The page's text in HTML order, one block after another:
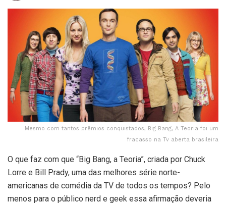
Mesmo com tantos prêmios conquistados, Big Bang, A Teoria foi um
fracasso na Tv aberta brasileira
O que faz com que “Big Bang, a Teoria”, criada por Chuck
Lorre e Bill Prady, uma das melhores série norte-
americanas de comédia da TV de todos os tempos? Pelo
menos para o público nerd e geek essa afirmação deveria